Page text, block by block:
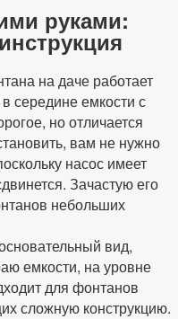
руками:
на даче работает
середине емкости с
но отличается
вам не нужно
насос имеет
Зачастую его
небольших
вид,
емкости, на уровне
для фонтанов
сложную конструкцию.